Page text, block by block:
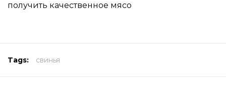
получить качественное мясо
Tags: свинья